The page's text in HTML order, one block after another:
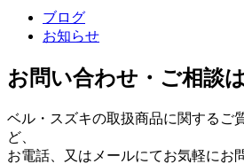
ブログ
お知らせ
お問い合わせ・ご相談
ベル・スズキの取扱商品に関するご
ど、
お電話、又はメールにてお気軽にお